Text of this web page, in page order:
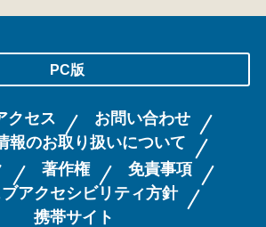
PC版
クセス
お問い合わせ
報のお取り扱いについて
著作権
免責事項
アクセシビリティ方針
携帯サイト